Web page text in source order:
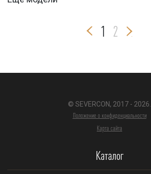
1 2
© SEVERCON, 2017 - 2026.
Положение о конфиденциальности
Карта сайта
Каталог